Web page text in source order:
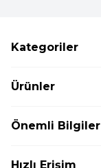
Kategoriler
Ürünler
Önemli Bilgiler
Hızlı Erişim